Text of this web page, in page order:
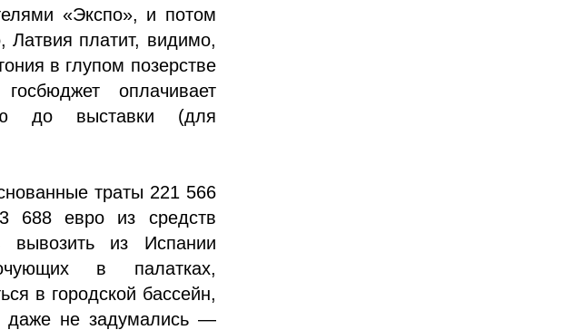
«Экспо», и потом
Латвия платит, видимо,
в глупом позерстве
оплачивает
до выставки (для
траты 221 566
688 евро из средств
вывозить из Испании
в палатках,
в городской бассейн,
даже не задумались —